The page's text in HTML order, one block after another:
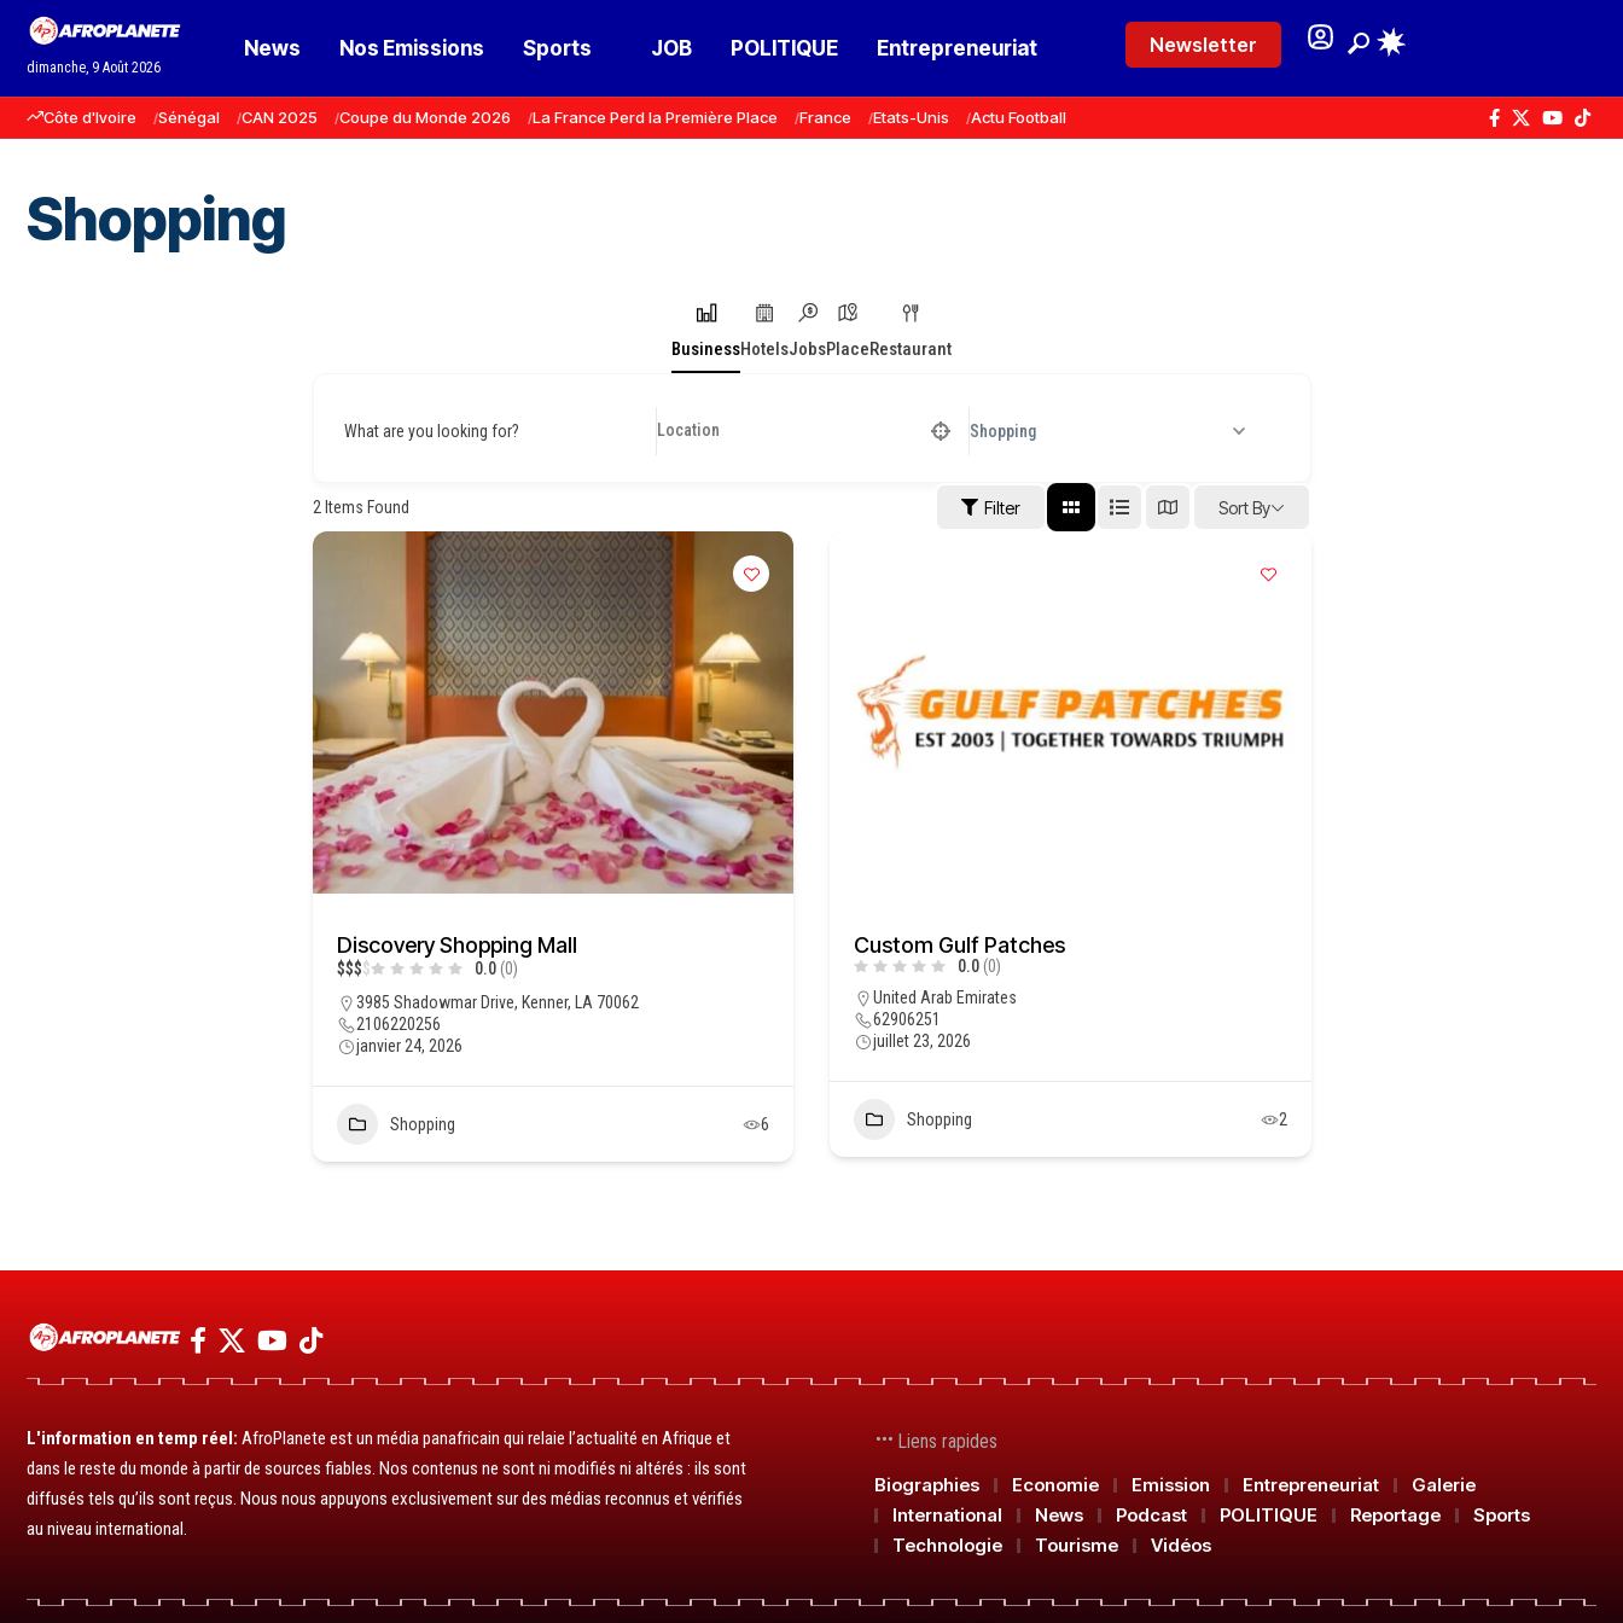
dimanche, 9 Août 2026
News Nos Emissions Sports JOB POLITIQUE Entrepreneuriat Newsletter
Côte d'Ivoire Sénégal CAN 2025 Coupe du Monde 2026 La France Perd la Première Place France Etats-Unis Actu Football
Shopping
BusinessHotelsJobsPlaceRestaurant
What are you looking for? Shopping
2 Items Found Filter Sort By
Discovery Shopping Mall
$$$$ 0.0 (0)
3985 Shadowmar Drive, Kenner, LA 70062
2106220256
janvier 24, 2026
Shopping 6
Custom Gulf Patches
0.0 (0)
United Arab Emirates
62906251
juillet 23, 2026
Shopping 2
L'information en temp réel: AfroPlanete est un média panafricain qui relaie l’actualité en Afrique et
dans le reste du monde à partir de sources fiables. Nos contenus ne sont ni modifiés ni altérés : ils sont
diffusés tels qu’ils sont reçus. Nous nous appuyons exclusivement sur des médias reconnus et vérifiés
au niveau international.
Liens rapides
Biographies
Economie Emission Entrepreneuriat
Galerie
International
News Podcast POLITIQUE Reportage
Sports
Technologie
Tourisme Vidéos